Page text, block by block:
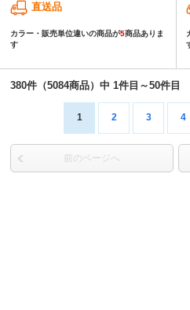
直送品
カラー・販売単位違いの商品が5商品ありま
す
380件（5084商品）中 1件目～50件目
1 2 3 4
前のページへ